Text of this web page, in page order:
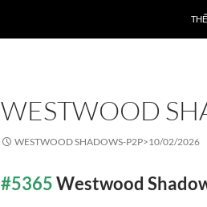
WESTWOOD
WESTWOOD SHADOWS-P2P>10/02/2026
#5365Westwood